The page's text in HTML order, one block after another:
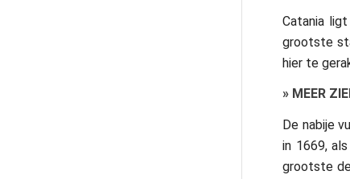
Catania
grootste
hier te
» MEER
De nabije
in 1669,
grootste